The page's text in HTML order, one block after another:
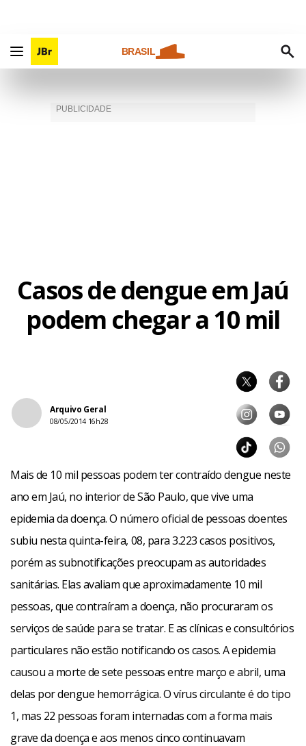
BRASIL
Casos de dengue em Jaú
podem chegar a 10 mil
Arquivo Geral
08/05/2014 16h28
Mais de 10 mil pessoas podem ter contraído dengue neste
ano em Jaú, no interior de São Paulo, que vive uma
epidemia da doença. O número oficial de pessoas doentes
subiu nesta quinta-feira, 08, para 3.223 casos positivos,
porém as subnotificações preocupam as autoridades
sanitárias. Elas avaliam que aproximadamente 10 mil
pessoas, que contraíram a doença, não procuraram os
serviços de saúde para se tratar. E as clínicas e consultórios
particulares não estão notificando os casos. A epidemia
causou a morte de sete pessoas entre março e abril, uma
delas por dengue hemorrágica. O vírus circulante é do tipo
1, mas 22 pessoas foram internadas com a forma mais
grave da doença e aos menos cinco continuavam